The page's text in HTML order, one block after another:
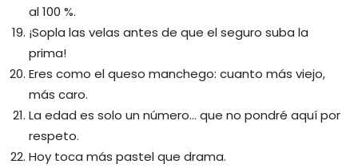
al 100 %.
¡Sopla las velas antes de que el seguro suba la
prima!
Eres como el queso manchego: cuanto más viejo,
más caro.
La edad es solo un número… que no pondré aquí por
respeto.
Hoy toca más pastel que drama.